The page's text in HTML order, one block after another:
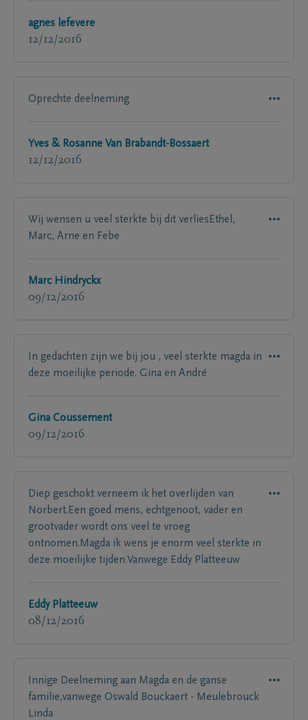
agnes lefevere
12/12/2016
Oprechte deelneming
Yves & Rosanne Van Brabandt-Bossaert
12/12/2016
Wij wensen u veel sterkte bij dit verliesEthel,
Marc, Arne en Febe
Marc Hindryckx
09/12/2016
In gedachten zijn we bij jou , veel sterkte magda in
deze moeilijke periode. Gina en André
Gina Coussement
09/12/2016
Diep geschokt verneem ik het overlijden van
Norbert.Een goed mens, echtgenoot, vader en
grootvader wordt ons veel te vroeg
ontnomen.Magda ik wens je enorm veel sterkte in
deze moeilijke tijden.Vanwege Eddy Platteeuw
Eddy Platteeuw
08/12/2016
Innige Deelneming aan Magda en de ganse
familie,vanwege Oswald Bouckaert - Meulebrouck
Linda